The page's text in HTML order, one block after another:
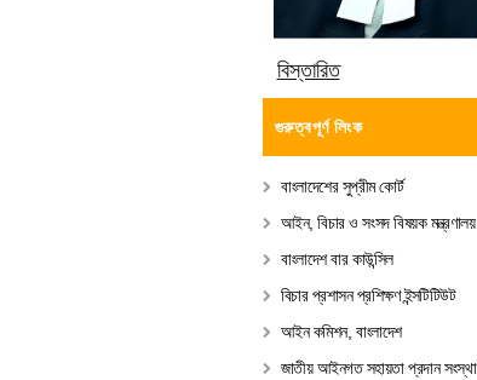
বিস্তারিত
গুরুত্বপূর্ণ লিংক
বাংলাদেশের সুপ্রীম কোর্ট
আইন, বিচার ও সংসদ বিষয়ক মন্ত্রণালয়
বাংলাদেশ বার কাউন্সিল
বিচার প্রশাসন প্রশিক্ষণ ইন্সটিটিউট
আইন কমিশন, বাংলাদেশ
জাতীয় আইনগত সহায়তা প্রদান সংস্থা